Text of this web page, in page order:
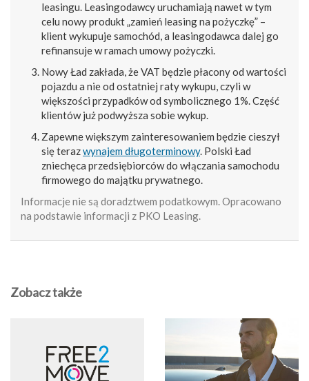
leasingu. Leasingodawcy uruchamiają nawet w tym
celu nowy produkt „zamień leasing na pożyczkę” –
klient wykupuje samochód, a leasingodawca dalej go
refinansuje w ramach umowy pożyczki.
Nowy Ład zakłada, że VAT będzie płacony od wartości
pojazdu a nie od ostatniej raty wykupu, czyli w
większości przypadków od symbolicznego 1%. Część
klientów już podwyższa sobie wykup.
Zapewne większym zainteresowaniem będzie cieszył
się terazwynajem długoterminowy. Polski Ład
zniechęca przedsiębiorców do włączania samochodu
firmowego do majątku prywatnego.
Informacje nie są doradztwem podatkowym. Opracowano
na podstawie informacji z PKO Leasing.
Zobacz także